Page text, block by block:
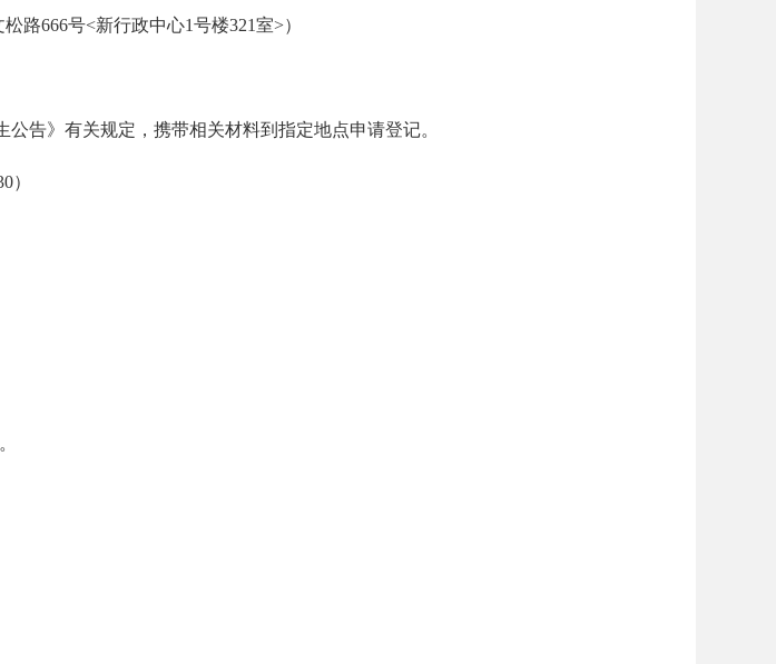
路666号<新行政中心1号楼321室>）
告》有关规定，携带相关材料到指定地点申请登记。
）